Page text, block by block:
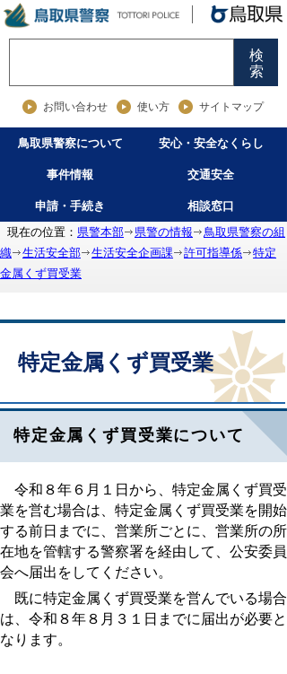
検
索
お問い合わせ 使い方 サイトマップ
鳥取県警察について 安心・安全なくらし
事件情報 交通安全
申請・手続き
相談窓口
現在の位置： 県警本部 県警の情報
鳥取県警察の組
織
生活安全部 生活安全企画課 許可指導係
特定
金属くず買受業
特定金属くず買受業
特定金属くず買受業について
令和８年６月１日から、特定金属くず買受
業を営む場合は、特定金属くず買受業を開始
する前日までに、営業所ごとに、営業所の所
在地を管轄する警察署を経由して、公安委員
会へ届出をしてください。
既に特定金属くず買受業を営んでいる場合
は、令和８年８月３１日までに届出が必要と
なります。